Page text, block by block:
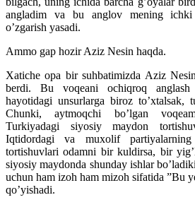
angladim va bu anglov mening ichki
o’zgarish yasadi.
Ammo gap hozir Aziz Nesin haqda.
Xatiche opa bir suhbatimizda Aziz
berdi. Bu voqeani ochiqroq
hayotidagi unsurlarga biroz to’xtalsak,
Chunki, aytmoqchi bo’lgan
Turkiyadagi siyosiy maydon
Iqtidordagi va muxolif partiyalarning
tortishuvlari odamni bir kuldirsa, bir
siyosiy maydonda shunday ishlar
uchun ham izoh ham mizoh sifatida ”Bu
qo’yishadi.